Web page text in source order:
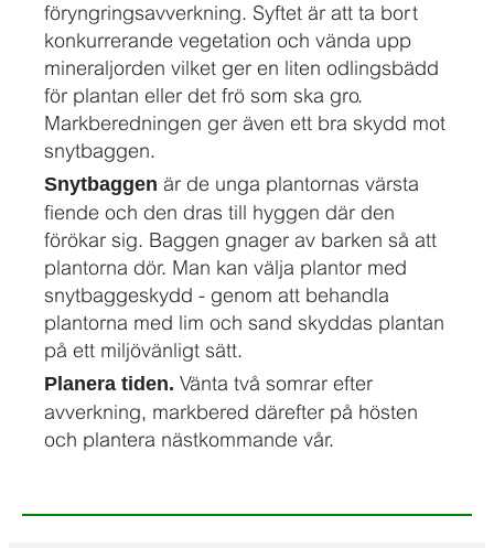
föryngringsavverkning. Syftet är att ta bort
konkurrerande vegetation och vända upp
mineraljorden vilket ger en liten odlingsbädd
för plantan eller det frö som ska gro.
Markberedningen ger även ett bra skydd mot
snytbaggen.
Snytbaggen är de unga plantornas värsta
fiende och den dras till hyggen där den
förökar sig. Baggen gnager av barken så att
plantorna dör. Man kan välja plantor med
snytbaggeskydd - genom att behandla
plantorna med lim och sand skyddas plantan
på ett miljövänligt sätt.
Planera tiden. Vänta två somrar efter
avverkning, markbered därefter på hösten
och plantera nästkommande vår.